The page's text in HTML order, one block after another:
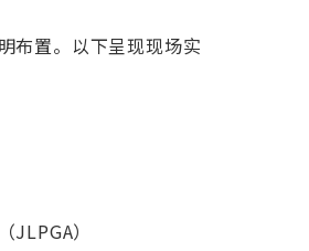
布置。以下呈现现场实
）